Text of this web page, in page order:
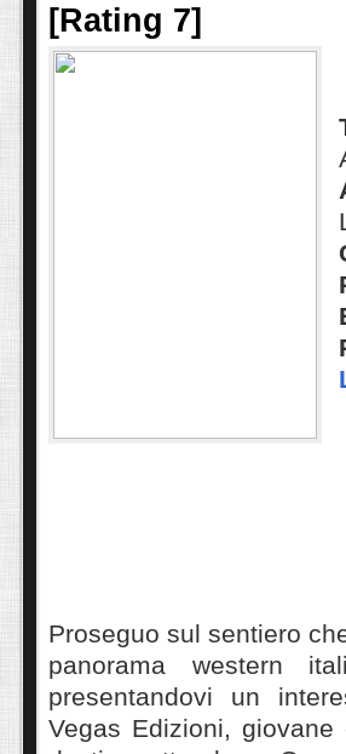
[Rating 7]
Proseguo sul sentiero
panorama western
presentandovi un
Vegas Edizioni,